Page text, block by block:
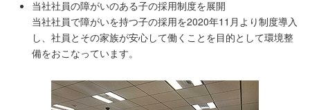
当社社員の障がいのある子の採用制度を展開
当社社員で障がいを持つ子の採用を2020年11月より制度導入
し、社員とその家族が安心して働くことを目的として環境整
備をおこなっています。